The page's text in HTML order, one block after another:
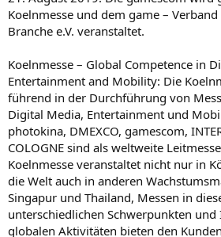
Koelnmesse und dem game –
Branche e.V. veranstaltet.
Koelnmesse – Global Competence in
Entertainment and Mobility: Die
führend in der Durchführung von
Digital Media, Entertainment und
photokina, DMEXCO, gamescom,
COLOGNE sind als weltweite
Koelnmesse veranstaltet nicht nur in
die Welt auch in anderen
Singapur und Thailand, Messen in
unterschiedlichen Schwerpunkten und
globalen Aktivitäten bieten den